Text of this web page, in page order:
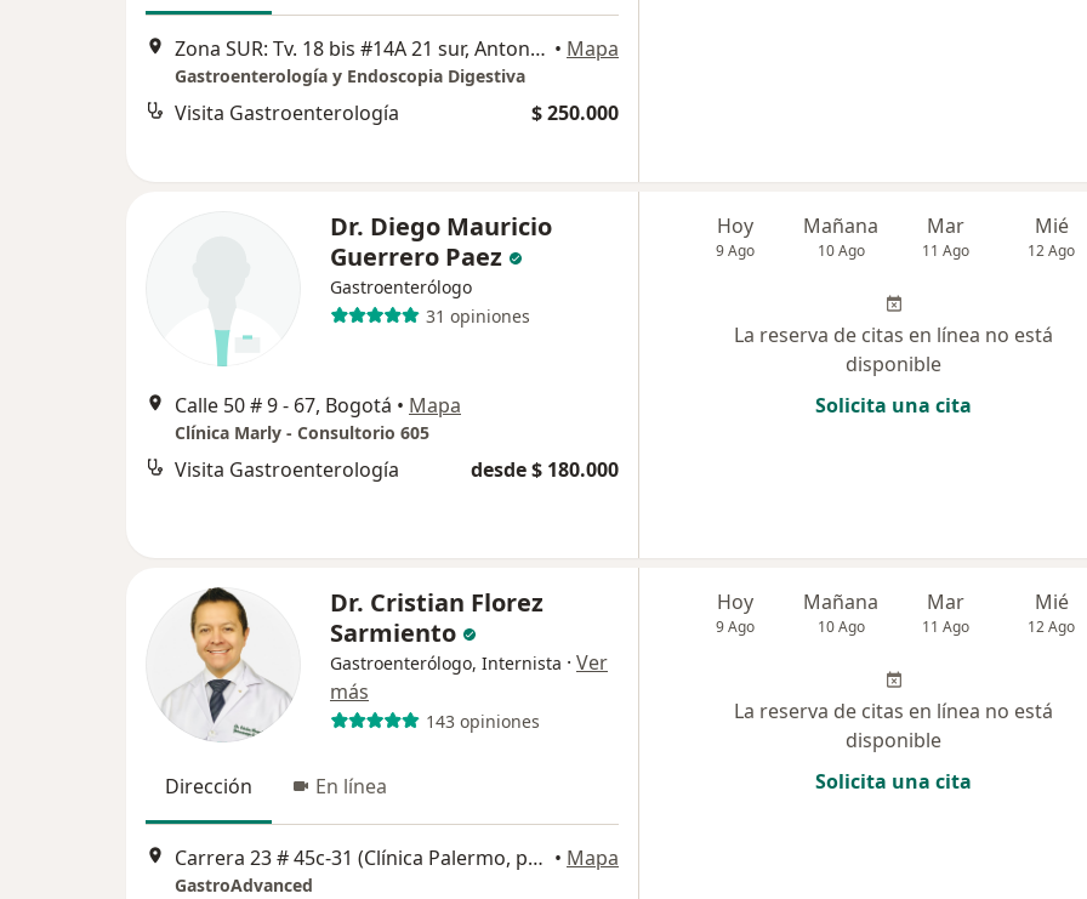
Zona SUR: Tv. 18 bis #14A 21 sur, Antonio Nariño, Bogotá • Mapa
Gastroenterología y Endoscopia Digestiva
Visita Gastroenterología $ 250.000
Dr. Diego Mauricio
Guerrero Paez
Gastroenterólogo
31 opiniones
Calle 50 # 9 - 67, Bogotá • Mapa
Clínica Marly - Consultorio 605
Visita Gastroenterología desde $ 180.000
Hoy
9 Ago
Mañana
10 Ago
Mar
11 Ago
Mié
12 Ago
La reserva de citas en línea no está
disponible
Solicita una cita
Dr. Cristian Florez
Sarmiento
Gastroenterólogo, Internista · Ver
más
143 opiniones
Dirección En línea
Carrera 23 # 45c-31 (Clínica Palermo, primer piso), Bogotá • Mapa
GastroAdvanced
Hoy
9 Ago
Mañana
10 Ago
Mar
11 Ago
Mié
12 Ago
La reserva de citas en línea no está
disponible
Solicita una cita